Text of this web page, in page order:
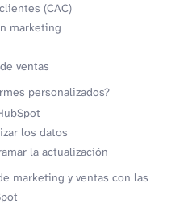
(CAC)
marketing
ventas
personalizados?
los datos
la actualización
marketing y ventas con las